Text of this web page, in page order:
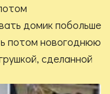
домик побольше
потом новогоднюю
сделанной